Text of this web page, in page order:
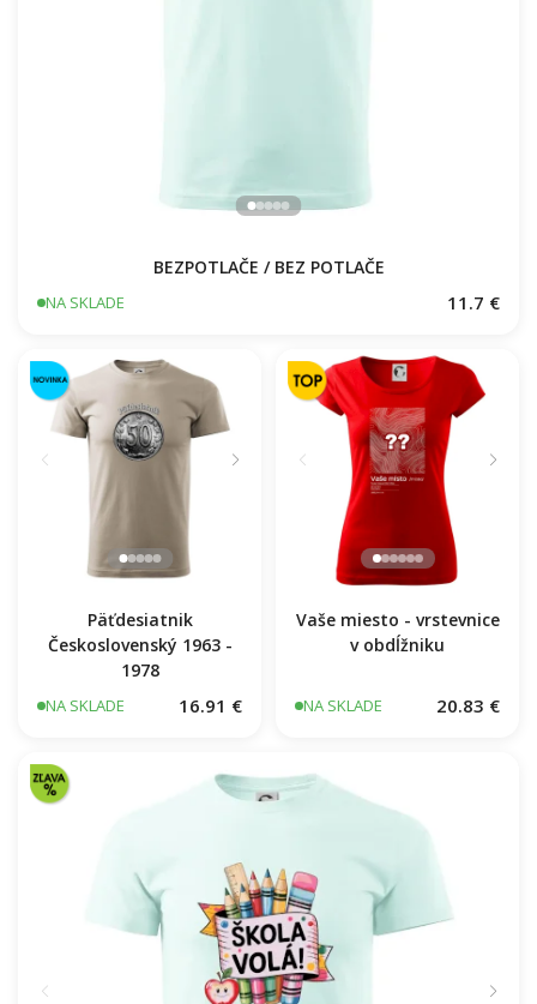
BEZPOTLAČE / BEZ POTLAČE
NA SKLADE 11.7 €
Päťdesiatnik
Československý 1963 -
1978
NA SKLADE 16.91 €
Vaše miesto - vrstevnice
v obdĺžniku
NA SKLADE 20.83 €